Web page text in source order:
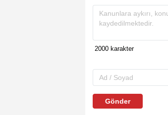
Gönder